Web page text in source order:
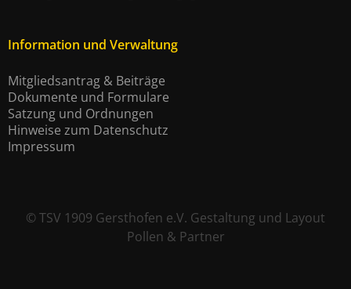
Information und Verwaltung
Mitgliedsantrag & Beiträge
Dokumente und Formulare
Satzung und Ordnungen
Hinweise zum Datenschutz
Impressum
©TSV 1909 Gersthofen e.V. Gestaltung und Layout
Pollen & Partner